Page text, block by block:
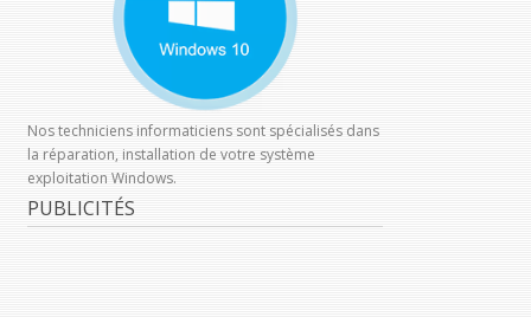
Nos techniciens informaticiens sont spécialisés dans
la réparation, installation de votre système
exploitation Windows.
PUBLICITÉS